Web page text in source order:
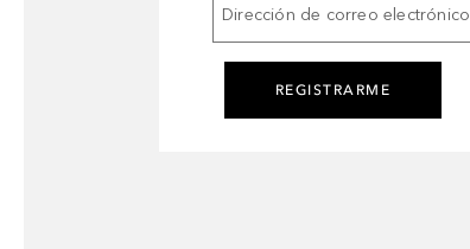
Dirección de correo electrónico
REGISTRARME